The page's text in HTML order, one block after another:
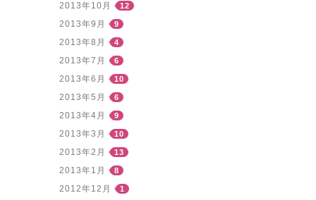
2013年10月 12
2013年9月 9
2013年8月 4
2013年7月 6
2013年6月 10
2013年5月 6
2013年4月 9
2013年3月 10
2013年2月 13
2013年1月 8
2012年12月 1